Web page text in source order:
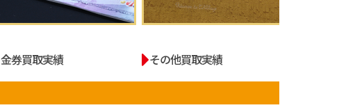
金券買取実績 その他買取実績